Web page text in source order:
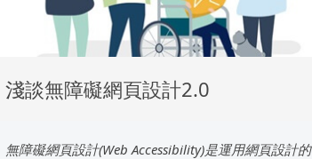
淺談無障礙網頁設計2.0
無障礙網頁設計(Web Accessibility)是運用網頁設計的